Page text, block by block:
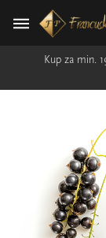
Kup za min.